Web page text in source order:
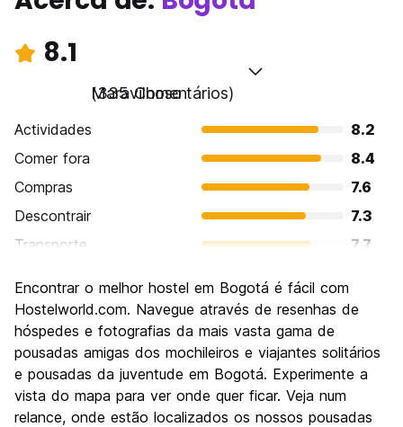
8.1
Maravilhoso
(335 Comentários)
Actividades
8.2
Comer fora
8.4
Compras
7.6
Descontrair
7.3
Transporte
7.7
Cultura
8.8
Festas / vida noturna
Custo-beneficio
8.2
Encontrar o melhor hostel em Bogotá é fácil com
Hostelworld.com. Navegue através de resenhas de
hóspedes e fotografias da mais vasta gama de
pousadas amigas dos mochileiros e viajantes solitários
e pousadas da juventude em Bogotá. Experimente a
vista do mapa para ver onde quer ficar. Veja num
relance, onde estão localizados os nossos pousadas